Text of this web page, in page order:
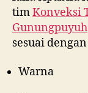
timKonveksi
Gunungpuyuh
sesuai
Warna